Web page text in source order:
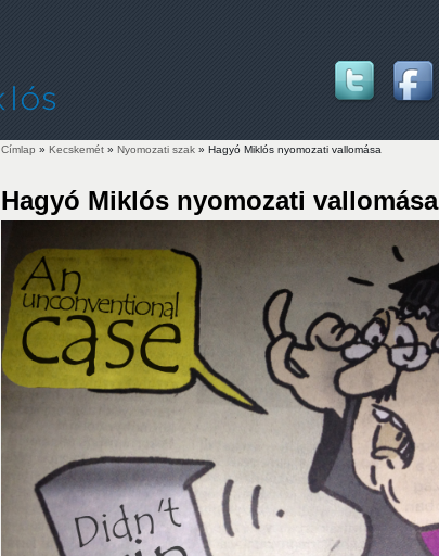
Címlap » Kecskemét » Nyomozati szak » Hagyó Miklós nyomozati vallomása
Hagyó Miklós nyomozati vallomása